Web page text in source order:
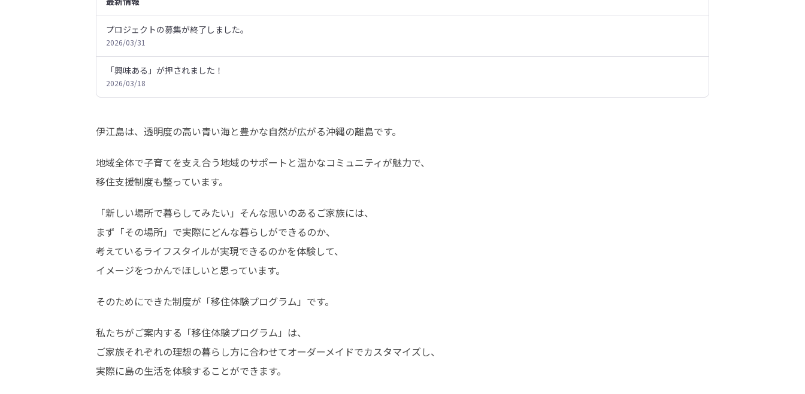
プロジェクトの募集が終了しました。
2026/03/31
「興味ある」が押されました！
2026/03/18
伊江島は、透明度の高い青い海と豊かな自然が広がる沖縄の離島です。
地域全体で子育てを支え合う地域のサポートと温かなコミュニティが魅力で、
移住支援制度も整っています。
「新しい場所で暮らしてみたい」そんな思いのあるご家族には、
まず「その場所」で実際にどんな暮らしができるのか、
考えているライフスタイルが実現できるのかを体験して、
イメージをつかんでほしいと思っています。
そのためにできた制度が「移住体験プログラム」です。
私たちがご案内する「移住体験プログラム」は、
ご家族それぞれの理想の暮らし方に合わせてオーダーメイドでカスタマイズし、
実際に島の生活を体験することができます。